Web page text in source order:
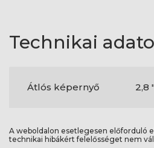
Technikai
Átlós képernyő 2,8 "
A weboldalon esetlegesen előforduló
technikai hibákért felelősséget nem